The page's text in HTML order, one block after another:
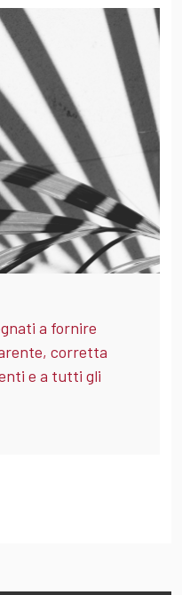
a fornire
corretta
e a tutti gli